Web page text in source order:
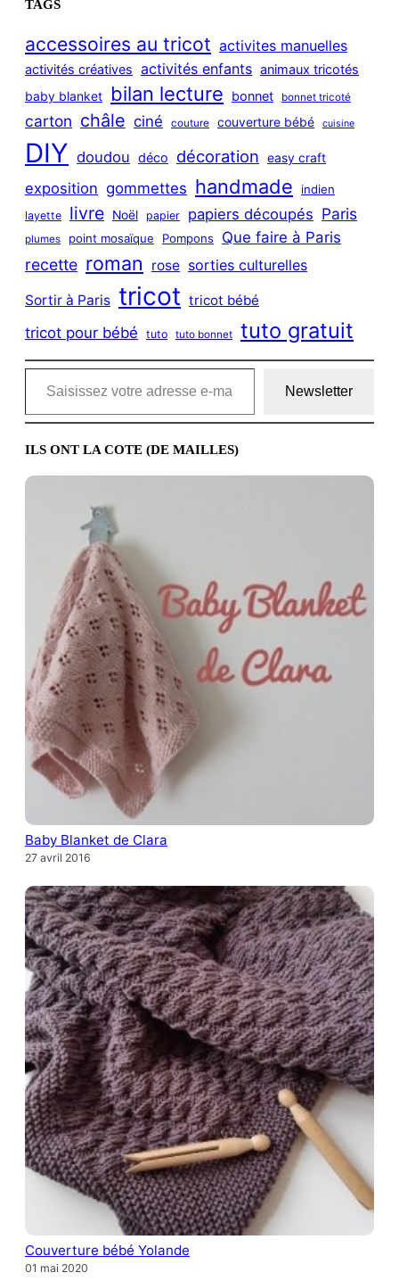
c
h
TAGS
accessoires au tricot activites manuelles
activités créatives activités enfants animaux tricotés
baby blanket bilan lecture bonnet bonnet tricoté
carton châle ciné couture couverture bébé cuisine
DIY doudou déco décoration easy craft
exposition gommettes handmade indien
layette livre Noël papier papiers découpés Paris
plumes point mosaïque Pompons Que faire à Paris
recette roman rose sorties culturelles
Sortir à Paris tricot tricot bébé
tricot pour bébé tuto tuto bonnet tuto gratuit
Saisissez votre adresse e-mail…
Newsletter
ILS ONT LA COTE (DE MAILLES)
Baby Blanket de Clara
27 avril 2016
Couverture bébé Yolande
01 mai 2020